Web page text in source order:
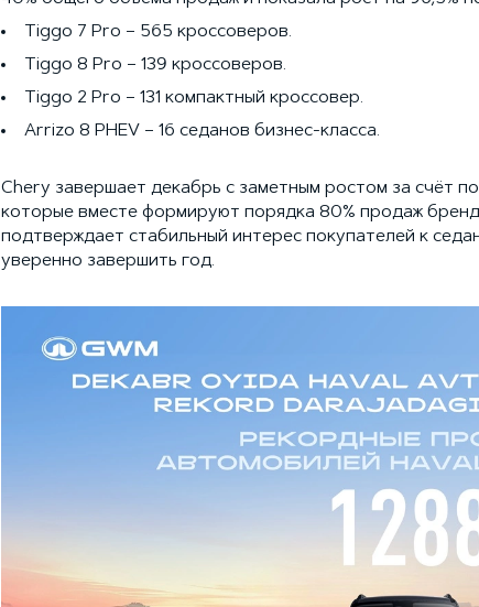
Tiggo 7 Pro – 565 кроссоверов.
Tiggo 8 Pro – 139 кроссоверов.
Tiggo 2 Pro – 131 компактный кроссовер.
Arrizo 8 PHEV – 16 седанов бизнес-класса.
Chery завершает декабрь с заметным ростом за счёт
которые вместе формируют порядка 80% продаж
подтверждает стабильный интерес покупателей к
уверенно завершить год.